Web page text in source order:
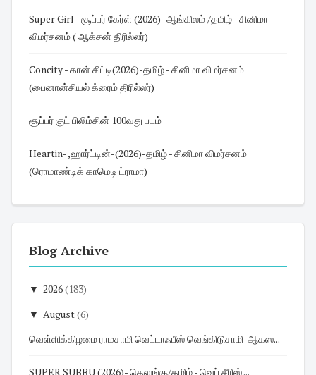
Super Girl - சூப்பர் கேர்ள் (2026)- ஆங்கிலம் /தமிழ் - சினிமா
விமர்சனம் ( ஆக்சன் திரில்லர்)
Concity - கான் சிட்டி(2026)-தமிழ் - சினிமா விமர்சனம்
(பைனான்சியல் க்ரைம் திரில்லர்)
சூப்பர் குட் பிலிம்சின் 100வது படம்
Heartin- ,ஹார்ட்டின்-(2026)-தமிழ் - சினிமா விமர்சனம்
(ரொமாண்டிக் காமெடி ட்ராமா)
Blog Archive
▼ 2026(183)
▼ August(6)
வெள்ளிக்கிழமை ராமசாமி வெட்டாஃபீஸ் வெங்கிடுசாமி-ஆகஸ...
SUPER SUBBU (2026)- தெலுங்கு/தமிழ் - வெப் சீரிஸ் ...